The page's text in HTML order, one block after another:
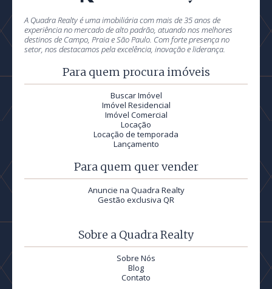
A Quadra Realty é uma imobiliária com mais de 35 anos de
experiência no mercado de alto padrão, atuando nos melhores
destinos de Campo, Praia e São Paulo. Com forte presença no
setor, nos destacamos pela excelência, inovação e liderança.
Para quem procura imóveis
Buscar Imóvel
Imóvel Residencial
Imóvel Comercial
Locação
Locação de temporada
Lançamento
Para quem quer vender
Anuncie na Quadra Realty
Gestão exclusiva QR
Sobre a Quadra Realty
Sobre Nós
Blog
Contato